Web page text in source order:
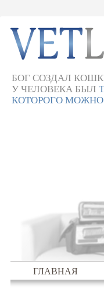
БОГ СОЗДАЛ
У ЧЕЛОВЕКА БЫЛ
КОТОРОГО
ГЛАВНАЯ